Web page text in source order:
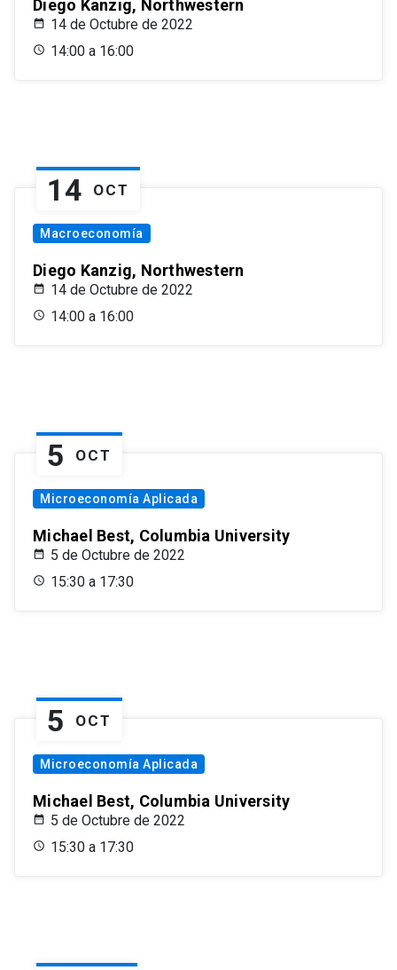
Diego Kanzig, Northwestern
14 de Octubre de 2022
14:00 a 16:00
14 OCT
Macroeconomía
Diego Kanzig, Northwestern
14 de Octubre de 2022
14:00 a 16:00
5 OCT
Microeconomía Aplicada
Michael Best, Columbia University
5 de Octubre de 2022
15:30 a 17:30
5 OCT
Microeconomía Aplicada
Michael Best, Columbia University
5 de Octubre de 2022
15:30 a 17:30